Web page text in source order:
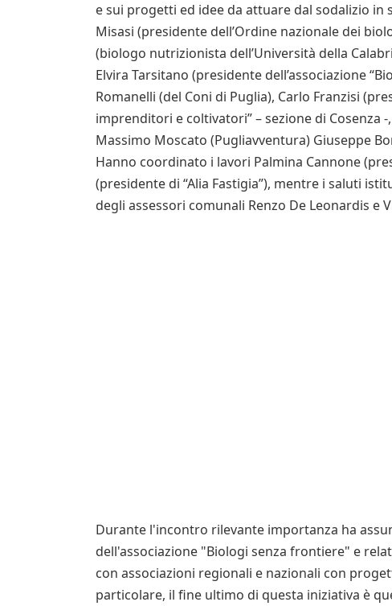
e sui progetti ed idee da attuare dal sodalizio
Misasi (presidente dell’Ordine nazionale dei
(biologo nutrizionista dell’Università della
Elvira Tarsitano (presidente dell’associazione
Romanelli (del Coni di Puglia), Carlo Franzisi
imprenditori e coltivatori” – sezione di Cosenza
Massimo Moscato (Pugliavventura) Giuseppe
Hanno coordinato i lavori Palmina Cannone
(presidente di “Alia Fastigia”), mentre i saluti
degli assessori comunali Renzo De Leonardis e
Durante l'incontro rilevante importanza ha
dell'associazione "Biologi senza frontiere" e
con associazioni regionali e nazionali con
particolare, il fine ultimo di questa iniziativa è